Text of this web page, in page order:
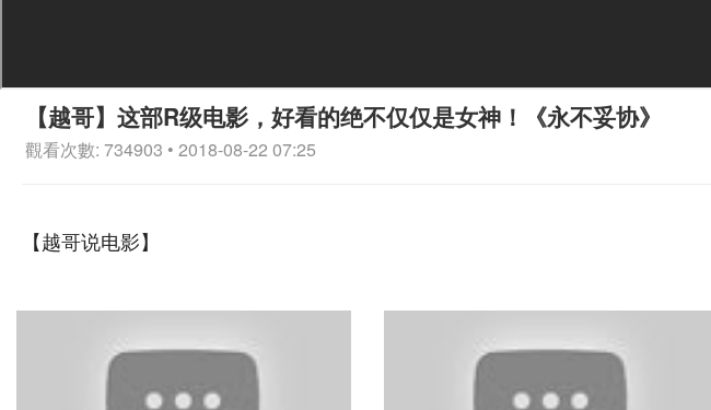
【越哥】这部R级电影，好看的绝不仅仅是女神！《永不妥协》
觀看次數: 734903 • 2018-08-22 07:25
【越哥说电影】